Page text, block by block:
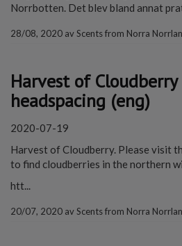
Norrbotten. Det blev bland annat
28/08, 2020 avScents from Norra
Harvest of
headspacing (eng)
2020-07-19
Harvest of Cloudberry. Please visit
to find cloudberries in the northern
htt...
20/07, 2020 avScents from Norra